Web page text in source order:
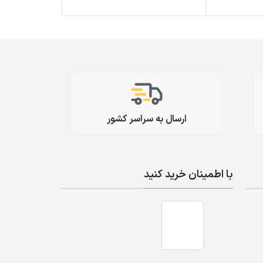
ارسال به سراسر کشور
با اطمینان خرید کنید